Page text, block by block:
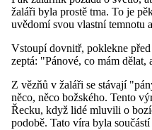
žaláři byla prostě tma. To je
uvědomí svou vlastní temnotu
Vstoupí dovnitř, poklekne
zeptá: "Pánové, co mám dělat,
Z vězňů v žaláři se stávají
něco, něco božského. Tento
Řecku, když lidé mluvili o
podobě. Tato víra byla